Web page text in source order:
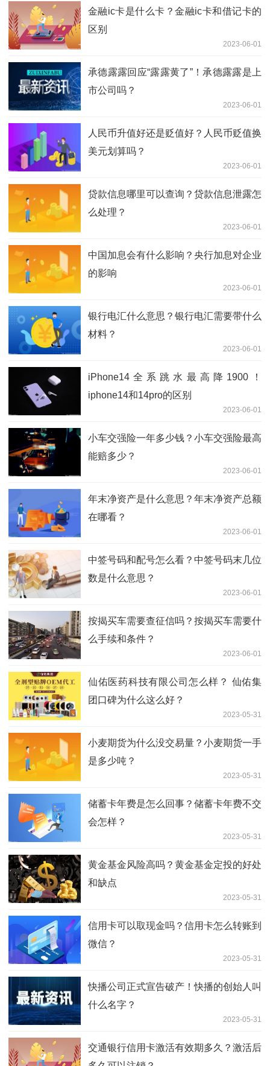
金融ic卡是什么卡？金融ic卡和借记卡的
区别
2023-06-01
承德露露回应“露露黄了”！承德露露是上
市公司吗？
2023-06-01
人民币升值好还是贬值好？人民币贬值换
美元划算吗？
2023-06-01
贷款信息哪里可以查询？贷款信息泄露怎
么处理？
2023-06-01
中国加息会有什么影响？央行加息对企业
的影响
2023-06-01
银行电汇什么意思？银行电汇需要带什么
材料？
2023-06-01
iPhone14全系跳水最高降1900！
iphone14和14pro的区别
2023-06-01
小车交强险一年多少钱？小车交强险最高
能赔多少？
2023-06-01
年末净资产是什么意思？年末净资产总额
在哪看？
2023-06-01
中签号码和配号怎么看？中签号码末几位
数是什么意思？
2023-06-01
按揭买车需要查征信吗？按揭买车需要什
么手续和条件？
2023-06-01
仙佑医药科技有限公司怎么样？ 仙佑集
团口碑为什么这么好？
2023-05-31
小麦期货为什么没交易量？小麦期货一手
是多少吨？
2023-05-31
储蓄卡年费是怎么回事？储蓄卡年费不交
会怎样？
2023-05-31
黄金基金风险高吗？黄金基金定投的好处
和缺点
2023-05-31
信用卡可以取现金吗？信用卡怎么转账到
微信？
2023-05-31
快播公司正式宣告破产！快播的创始人叫
什么名字？
2023-05-31
交通银行信用卡激活有效期多久？激活后